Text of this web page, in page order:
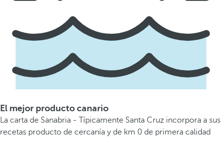
El mejor producto canario
La carta de Sanabria - Típicamente Santa Cruz incorpora a sus
recetas producto de cercanía y de km 0 de primera calidad